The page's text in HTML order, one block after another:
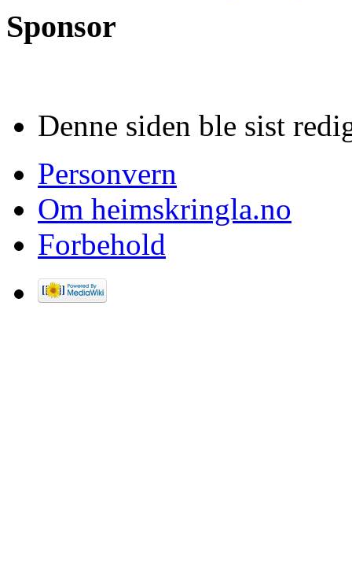
Sponsor
Denne siden ble sist
Personvern
Om heimskringla.no
Forbehold